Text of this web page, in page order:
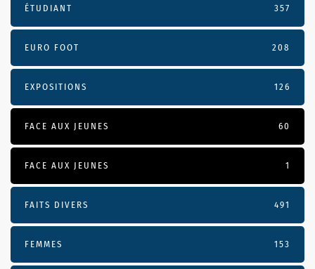
ÉTUDIANT 357
EURO FOOT 208
EXPOSITIONS 126
FACE AUX JEUNES 60
FACE AUX JEUNES 1
FAITS DIVERS 491
FEMMES 153